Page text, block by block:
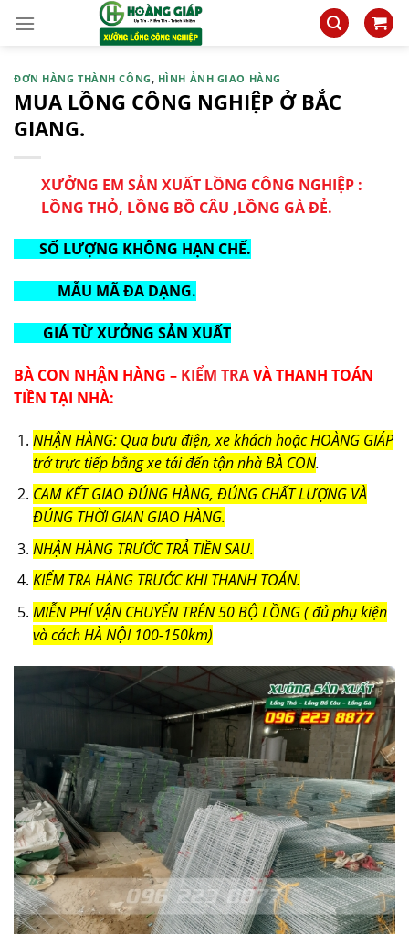
ĐƠN HÀNG THÀNH CÔNG, HÌNH ẢNH GIAO HÀNG
MUA LỒNG CÔNG NGHIỆP Ở BẮC
GIANG.
XƯỞNG EM SẢN XUẤT LỒNG CÔNG NGHIỆP :
LỒNG THỎ, LỒNG BỒ CÂU ,LỒNG GÀ ĐẺ.
SỐ LƯỢNG KHÔNG HẠN CHẾ.
MẪU MÃ ĐA DẠNG.
GIÁ TỪ XƯỞNG SẢN XUẤT
BÀ CON NHẬN HÀNG – KIỂM TRAVÀ THANH TOÁN
TIỀN TẠI NHÀ:
NHẬN HÀNG: Qua bưu điện, xe khách hoặc HOÀNG GIÁP
trở trực tiếp bằng xe tải đến tận nhà BÀ CON.
CAM KẾT GIAO ĐÚNG HÀNG, ĐÚNG CHẤT LƯỢNG VÀ
ĐÚNG THỜI GIAN GIAO HÀNG.
NHẬN HÀNG TRƯỚC TRẢ TIỀN SAU.
KIỂM TRA HÀNG TRƯỚC KHI THANH TOÁN.
MIỄN PHÍ VẬN CHUYỂN TRÊN 50 BỘ LỒNG ( đủ phụ kiện
và cách HÀ NỘI 100-150km)